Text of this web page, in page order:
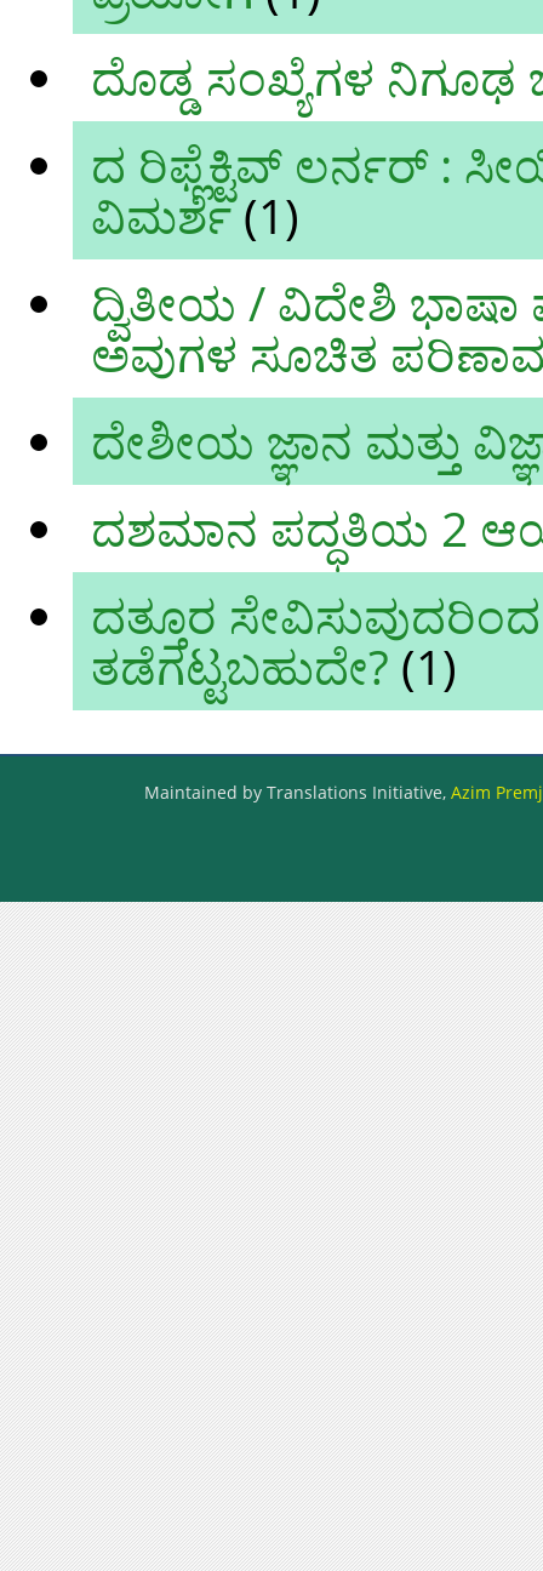
ದೊಡ್ಡ ಸಂಖ್ಯೆಗಳ ನಿಗೂಢ
ದ ರಿಫ್ಲೆಕ್ಟಿವ್‌ ಲರ್ನರ್‌ :
ವಿಮರ್ಶೆ(1)
ದ್ವಿತೀಯ / ವಿದೇಶಿ ಭಾಷಾ
ಅವುಗಳ ಸೂಚಿತ
ದೇಶೀಯ ಜ್ಞಾನ ಮತ್ತು
ದಶಮಾನ ಪದ್ಧತಿಯ 2
ದತ್ತೂರ
ತಡೆಗಟ್ಟಬಹುದೇ? (1)
Maintained by Translations Initiative, Azim